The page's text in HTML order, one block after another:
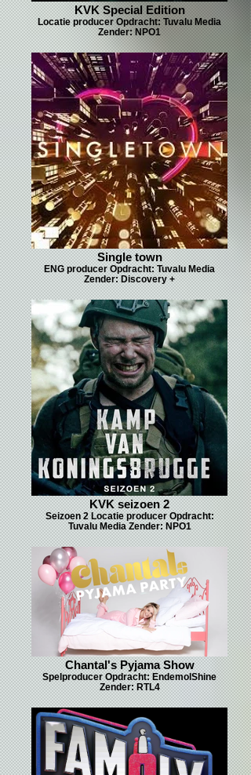
KVK Special Edition
Locatie producer Opdracht: Tuvalu Media
Zender: NPO1
Single town
ENG producer Opdracht: Tuvalu Media
Zender: Discovery +
KVK seizoen 2
Seizoen 2 Locatie producer Opdracht:
Tuvalu Media Zender: NPO1
Chantal's Pyjama Show
Spelproducer Opdracht: EndemolShine
Zender: RTL4